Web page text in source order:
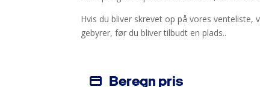
Hvis du bliver skrevet op på vores venteliste,
gebyrer, før du bliver tilbudt en plads..